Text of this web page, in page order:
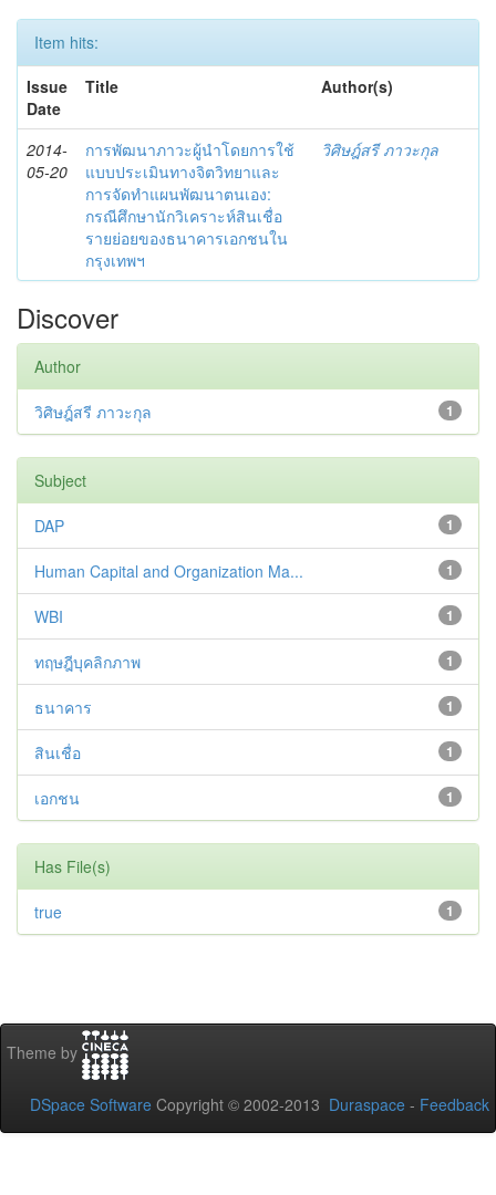
Item hits:
Issue
Date
Title Author(s)
2014-
05-20
การพัฒนาภาวะผู้นำโดยการใช้
แบบประเมินทางจิตวิทยาและ
การจัดทำแผนพัฒนาตนเอง:
กรณีศึกษานักวิเคราะห์สินเชื่อ
รายย่อยของธนาคารเอกชนใน
กรุงเทพฯ
วิศิษฎ์สรี ภาวะกุล
Discover
Author
1
วิศิษฎ์สรี ภาวะกุล
Subject
1
DAP
1
Human Capital and Organization Ma...
1
WBI
1
ทฤษฎีบุคลิกภาพ
1
ธนาคาร
1
สินเชื่อ
1
เอกชน
Has File(s)
1
true
Theme by
DSpace Software Copyright © 2002-2013 Duraspace - Feedback